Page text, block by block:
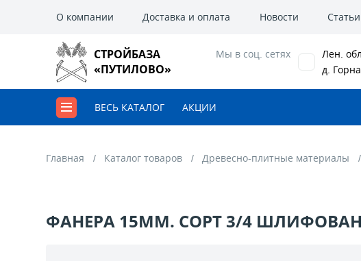
О компании Доставка и оплата Новости Статьи
СТРОЙБАЗА
«ПУТИЛОВО»
Мы в соц. сетях
Лен.
д.
ВЕСЬ КАТАЛОГ АКЦИИ
Главная Каталог товаров Древесно-плитные материалы
ФАНЕРА 15ММ. СОРТ 3/4